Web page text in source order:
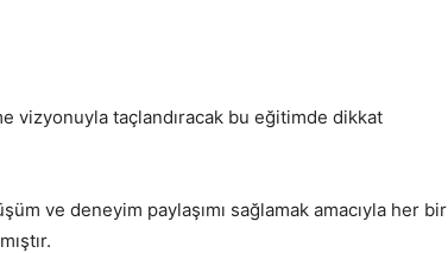
vizyonuyla taçlandıracak bu eğitimde dikkat
ve deneyim paylaşımı sağlamak amacıyla her bir